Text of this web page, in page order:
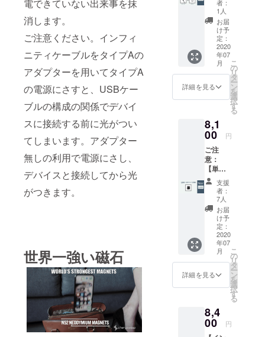
電できていない出来事を抹
消します。
ご注意ください。インフィ
ニティケーブルをタイプAの
アダプターを用いてタイプA
の電源にさすと、USBケー
ブルの構成の関係でデバイ
スに接続する前に光がつい
てしまいます。アダプター
無しの利用で電源にさし、
デバイスと接続してから光
がつきます。
世界一強い磁石
チップ
(アップ
ル/USB-
C/マイ
クロ
USBの
中から1
つ)をお
選びい
みの価
格とな
りま
す。 ※
備考欄
にお届
け先お
名前、
住所を
半角
ローマ
字にて
ご記入
くださ
い。
CAMPF
IRE価
格
51%オ
フ】 リ
ターン
内容：
1.2m
ケーブ
ル x2
チップ
ドホル
ダー
チップ
取り外
しツー
ル 色と
チップ
(アップ
ル/USB-
C/マイ
クロ
USBの
中から1
つ)をお
選びい
ただけ
ます。
りま
す。 ※
備考欄
者：
1人
お届
け予
定：
2020
年07
月
詳細を見る
こ
の
リ
タ
ー
ン
を
選
択
す
る
8,1
00 円
ご注
意：
【単品
でのご
支援は
できま
せ
ん。】
付属
品：
120W
ウォー
ル充電
器（5
ポー
ト） リ
内容
ウォー
ル充電
支援
者：
7人
お届
け予
定：
2020
年07
月
詳細を見る
こ
の
リ
タ
ー
ン
を
選
択
す
る
8,4
00 円